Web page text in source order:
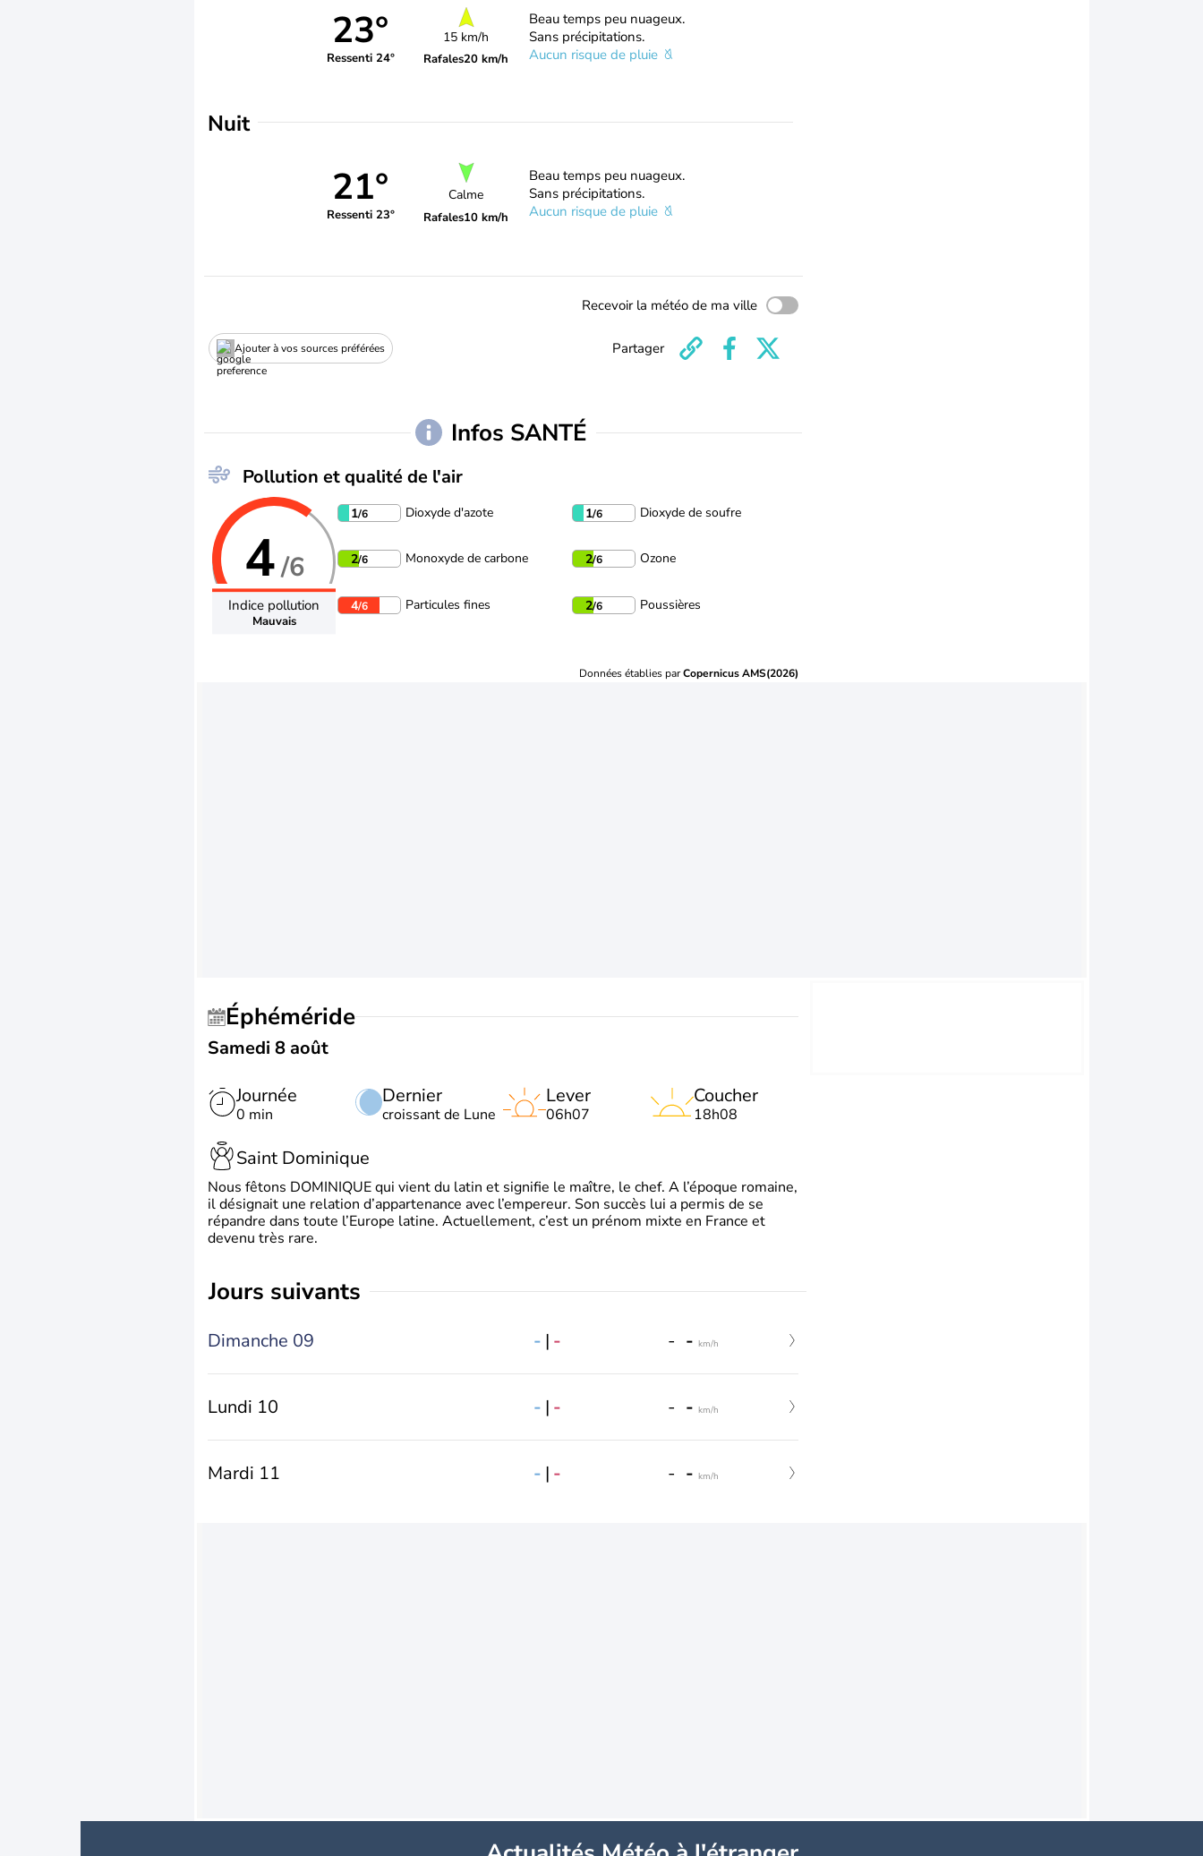
23°
Ressenti 24°
15 km/h
Rafales20 km/h
Beau temps peu nuageux.
Sans précipitations.
Aucun risque de pluie
Nuit
21°
Ressenti 23°
Calme
Rafales10 km/h
Beau temps peu nuageux.
Sans précipitations.
Aucun risque de pluie
Recevoir la météo de ma ville
Ajouter à vos sources préférées Partager
Infos SANTÉ
Pollution et qualité de l'air
4/6
Indice pollution
Mauvais
1/6 Dioxyde d'azote 1/6 Dioxyde de soufre
2/6 Monoxyde de carbone 2/6 Ozone
4/6 Particules fines 2/6 Poussières
Données établies parCopernicus AMS(2026)
Éphéméride
Samedi 8 août
Journée
0 min
Dernier
croissant de Lune
Lever
06h07
Coucher
18h08
Saint Dominique
Nous fêtons DOMINIQUE qui vient du latin et signifie le maître, le chef. A l’époque romaine,
il désignait une relation d’appartenance avec l’empereur. Son succès lui a permis de se
répandre dans toute l’Europe latine. Actuellement, c’est un prénom mixte en France et
devenu très rare.
jours suivants
Dimanche 09 - | - - - km/h
Lundi 10 - | - - - km/h
Mardi 11 - | - - - km/h